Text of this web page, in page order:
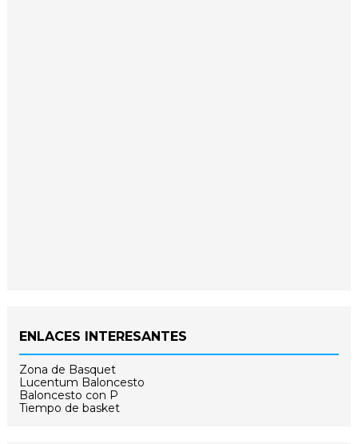
ENLACES INTERESANTES
Zona de Basquet
Lucentum Baloncesto
Baloncesto con P
Tiempo de basket